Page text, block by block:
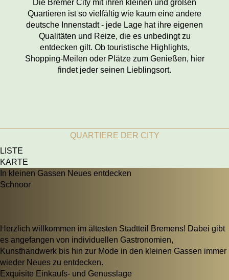
Die Bremer City mit ihren kleinen und großen
Quartieren ist so vielfältig wie kaum eine andere
deutsche Innenstadt - jede Lage hat ihre eigenen
Qualitäten und Reize, die es unbedingt zu
entdecken gilt. Ob touristische Highlights,
Shopping-Meilen oder Plätze zum Genießen, hier
findet jeder seinen Lieblingsort.
QUARTIERE DER CITY
LISTE
KARTE
In kleinen Gassen Neues entdecken
Schnoor
Herzlich willkommen im ältesten Stadtteil Bremens! Dabei gibt
es angefangen von individuellen Gastronomien,
Kunsthandwerk bis hin zur Mode in den kleinen Gassen immer
wieder Neues zu entdecken.
Exquisite Einkaufs- und Genusslage